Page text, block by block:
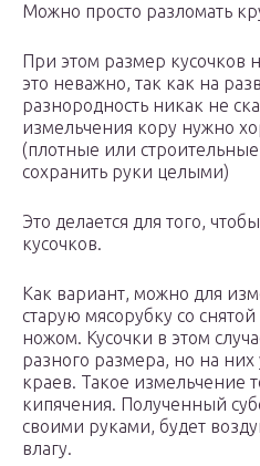
Можно просто разломать
При этом размер кусочков
это неважно, так как на
разнородность никак не
измельчения кору нужно
(плотные или
сохранить руки целыми)
Это делается для того,
кусочков.
Как вариант, можно для
старую мясорубку со
ножом. Кусочки в этом
разного размера, но на них
краев. Такое измельчение
кипячения. Полученный
своими руками, будет
влагу.